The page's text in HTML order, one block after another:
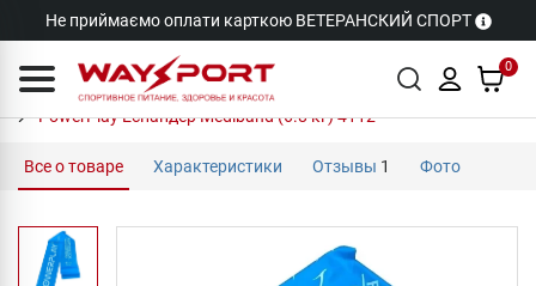
Не приймаємо оплати карткою ВЕТЕРАНСКИЙ СПОРТ
0
PowerPlay Еспандер Mediband (6.8 кг) 4112
Все о товаре Характеристики Отзывы 1 Фото